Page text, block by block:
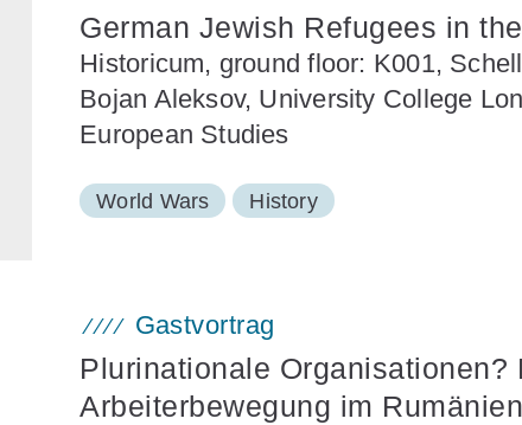
German Jewish Refugees in
Historicum, ground floor: K001,
Bojan Aleksov, University College
European Studies
World Wars History
Gastvortrag
Plurinationale Organisationen?
Arbeiterbewegung im